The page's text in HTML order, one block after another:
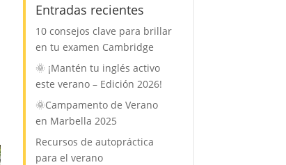
Entradas recientes
10 consejos clave para brillar
en tu examen Cambridge
🌞 ¡Mantén tu inglés activo
este verano – Edición 2026!
🌞Campamento de Verano
en Marbella 2025
Recursos de autopráctica
para el verano